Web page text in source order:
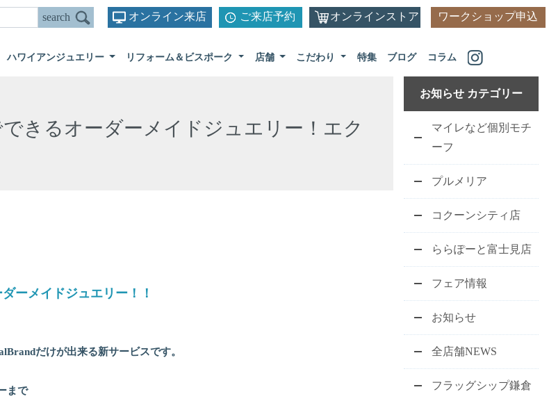
オンライン来店 ご来店予約 オンラインストア ワークショップ申込
ハワイアンジュエリー リフォーム＆ビスポーク 店舗 こだわり 特集 ブログ コラム
できるオーダーメイドジュエリー！エク
ーメイドジュエリー！！
だけが出来る新サービスです。
まで
お知らせ カテゴリー
マイレなど個別モチ
ーフ
プルメリア
コクーンシティ店
ららぽーと富士見店
フェア情報
お知らせ
全店舗NEWS
フラッグシップ鎌倉